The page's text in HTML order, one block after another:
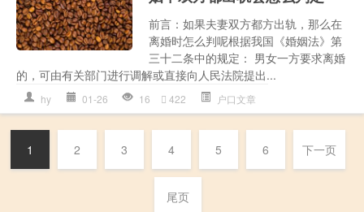
前言：如果夫妻双方都方出轨，那么在
离婚时怎么判呢根据我国《婚姻法》第
三十二条中的规定： 男女一方要求离婚
的，可由有关部门进行调解或直接向人民法院提出...
hy 01-26 16 422 户口文章
1 2 3 4 5 6 下一页
尾页